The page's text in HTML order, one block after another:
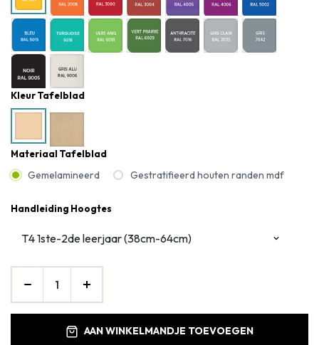
Kleur Tafelblad
Materiaal Tafelblad
Gemelamineerd Gestratifieerd houten randen mdf
Handleiding Hoogtes
AAN WINKELMANDJE TOEVOEGEN